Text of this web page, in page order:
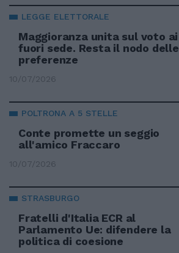
LEGGE ELETTORALE
Maggioranza unita sul voto ai
fuori sede. Resta il nodo delle
preferenze
10/07/2026
POLTRONA A 5 STELLE
Conte promette un seggio
all'amico Fraccaro
10/07/2026
STRASBURGO
Fratelli d'Italia ECR al
Parlamento Ue: difendere la
politica di coesione